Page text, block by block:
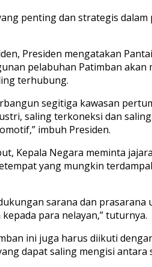
penting dan strategis
Presiden mengatakan
pelabuhan Patimban
terhubung.
segitiga kawasan
saling terkoneksi dan
imbuh Presiden.
Kepala Negara meminta
yang mungkin
sarana dan
para nelayan,” tuturnya.
ini juga harus diikuti
dapat saling mengisi